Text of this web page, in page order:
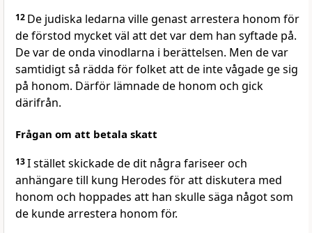
12 De judiska ledarna ville genast arrestera honom för
de förstod mycket väl att det var dem han syftade på.
De var de onda vinodlarna i berättelsen. Men de var
samtidigt så rädda för folket att de inte vågade ge sig
på honom. Därför lämnade de honom och gick
därifrån.
Frågan om att betala skatt
13I stället skickade de dit några fariseer och
anhängare till kung Herodes för att diskutera med
honom och hoppades att han skulle säga något som
de kunde arrestera honom för.